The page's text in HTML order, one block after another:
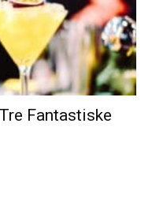
Fantastiske